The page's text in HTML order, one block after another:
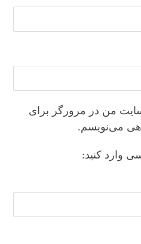
من در مرورگر برای
می‌نویسم.
وارد کنید: